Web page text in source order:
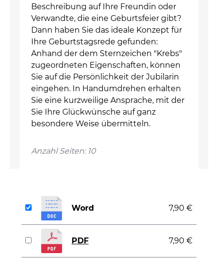
Beschreibung auf Ihre Freundin oder
Verwandte, die eine Geburtsfeier gibt?
Dann haben Sie das ideale Konzept für
Ihre Geburtstagsrede gefunden:
Anhand der dem Sternzeichen "Krebs"
zugeordneten Eigenschaften, können
Sie auf die Persönlichkeit der Jubilarin
eingehen. In Handumdrehen erhalten
Sie eine kurzweilige Ansprache, mit der
Sie Ihre Glückwünsche auf ganz
besondere Weise übermitteln.
Anzahl Seiten: 10
Word 7,90 €
PDF 7,90 €